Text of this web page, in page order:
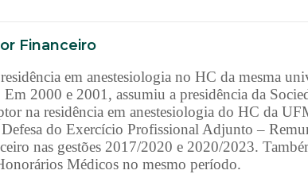
Financeiro
em anestesiologia no HC da mesma
2000 e 2001, assumiu a presidência da
na residência em anestesiologia do HC da
do Exercício Profissional Adjunto –
nas gestões 2017/2020 e 2020/2023.
Médicos no mesmo período.